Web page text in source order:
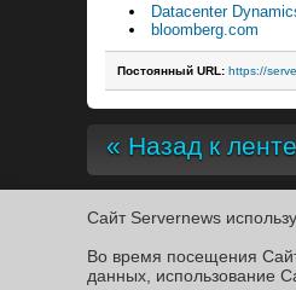
Datacenter
bloomberg.com
Постоянный URL: https://
« Назад к ленте
Copyright ©2010-2026 Servernews.
По всем интересующим Вас вопросам, Вы
Сайт Servernews
Во время посещения
данных, использование